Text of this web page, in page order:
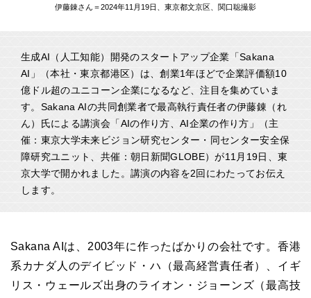
伊藤錬さん＝2024年11月19日、東京都文京区、関口聡撮影
生成AI（人工知能）開発のスタートアップ企業「Sakana
AI」（本社・東京都港区）は、創業1年ほどで企業評価額10
億ドル超のユニコーン企業になるなど、注目を集めていま
す。Sakana AIの共同創業者で最高執行責任者の伊藤錬（れ
ん）氏による講演会「AIの作り方、AI企業の作り方」（主
催：東京大学未来ビジョン研究センター・同センター安全保
障研究ユニット、共催：朝日新聞GLOBE）が11月19日、東
京大学で開かれました。講演の内容を2回にわたってお伝え
します。
Sakana AIは、2003年に作ったばかりの会社です。香港
系カナダ人のデイビッド・ハ（最高経営責任者）、イギ
リス・ウェールズ出身のライオン・ジョーンズ（最高技